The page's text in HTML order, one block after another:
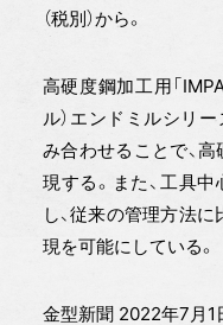
（税別）から。
高硬度鋼加工用「
ル）エンドミルシリ
み合わせることで、
現する。また、工具
し、従来の管理方法
現を可能にしている。
金型新聞 2022年7月1